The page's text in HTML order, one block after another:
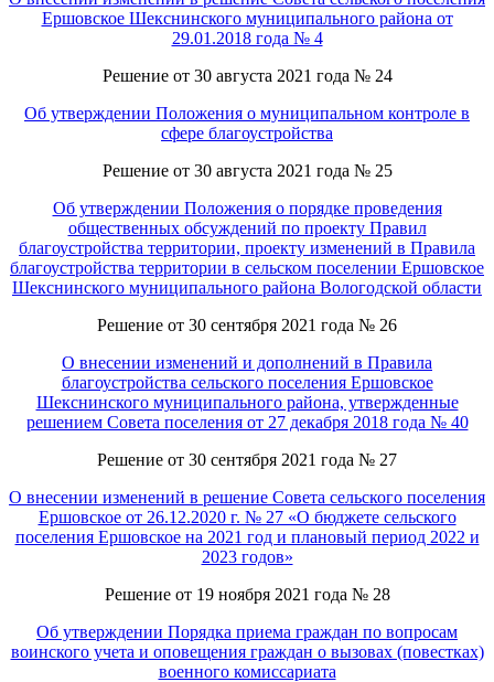
Ершовское Шекснинского муниципального района от
29.01.2018 года № 4
Решение от 30 августа 2021 года № 24
Об утверждении Положения о муниципальном контроле в
сфере благоустройства
Решение от 30 августа 2021 года № 25
Об утверждении Положения о порядке проведения
общественных обсуждений по проекту Правил
благоустройства территории, проекту изменений в Правила
благоустройства территории в сельском поселении Ершовское
Шекснинского муниципального района Вологодской области
Решение от 30 сентября 2021 года № 26
О внесении изменений и дополнений в Правила
благоустройства сельского поселения Ершовское
Шекснинского муниципального района, утвержденные
решением Совета поселения от 27 декабря 2018 года № 40
Решение от 30 сентября 2021 года № 27
О внесении изменений в решение Совета сельского поселения
Ершовское от 26.12.2020 г. № 27 «О бюджете сельского
поселения Ершовское на 2021 год и плановый период 2022 и
2023 годов»
Решение от 19 ноября 2021 года № 28
Об утверждении Порядка приема граждан по вопросам
воинского учета и оповещения граждан о вызовах (повестках)
военного комиссариата